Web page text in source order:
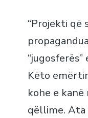
“Projekti që
Këto
kohe e
qëllime. Ata